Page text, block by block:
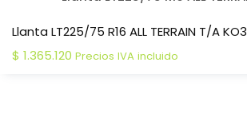
Llanta LT225/75 R16 ALL TERRAIN T/A KO3
$ 1.365.120 Precios IVA incluido